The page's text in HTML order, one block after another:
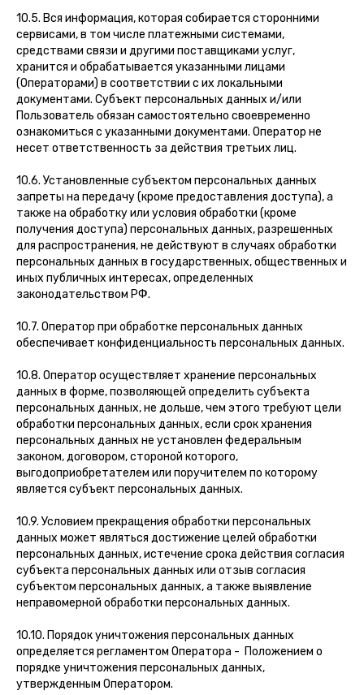
10.5. Вся информация, которая собирается сторонними
сервисами, в том числе платежными системами,
средствами связи и другими поставщиками услуг,
хранится и обрабатывается указанными лицами
(Операторами) в соответствии с их локальными
документами. Субъект персональных данных и/или
Пользователь обязан самостоятельно своевременно
ознакомиться с указанными документами. Оператор не
несет ответственность за действия третьих лиц.
10.6. Установленные субъектом персональных данных
запреты на передачу (кроме предоставления доступа), а
также на обработку или условия обработки (кроме
получения доступа) персональных данных, разрешенных
для распространения, не действуют в случаях обработки
персональных данных в государственных, общественных и
иных публичных интересах, определенных
законодательством РФ.
10.7. Оператор при обработке персональных данных
обеспечивает конфиденциальность персональных данных.
10.8. Оператор осуществляет хранение персональных
данных в форме, позволяющей определить субъекта
персональных данных, не дольше, чем этого требуют цели
обработки персональных данных, если срок хранения
персональных данных не установлен федеральным
законом, договором, стороной которого,
выгодоприобретателем или поручителем по которому
является субъект персональных данных.
10.9. Условием прекращения обработки персональных
данных может являться достижение целей обработки
персональных данных, истечение срока действия согласия
субъекта персональных данных или отзыв согласия
субъектом персональных данных, а также выявление
неправомерной обработки персональных данных.
10.10. Порядок уничтожения персональных данных
определяется регламентом Оператора - Положением о
порядке уничтожения персональных данных,
утвержденным Оператором.